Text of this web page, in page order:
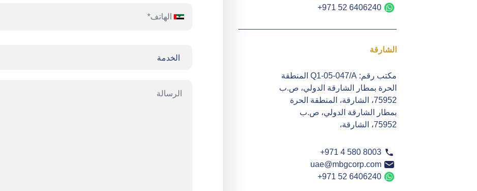
+971 52 6406240
الشارقة
مكتب رقم: Q1-05-047/A المنطقة
الحرة بمطار الشارقة الدولي، ص.ب
75952، الشارقة، المنطقة الحرة
بمطار الشارقة الدولي، ص.ب
75952، الشارقة،
+971 4 580 8003
uae@mbgcorp.com
+971 52 6406240